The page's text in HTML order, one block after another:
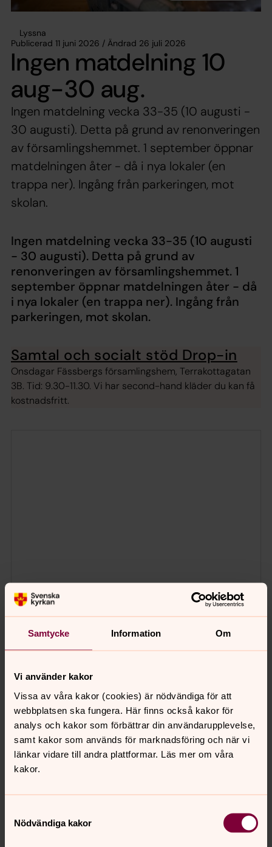
Samtycke Information Om
Vi använder kakor
Vissa av våra kakor (cookies) är nödvändiga för att
webbplatsen ska fungera. Här finns också kakor för
analys och kakor som förbättrar din användarupplevelse,
samt kakor som används för marknadsföring och när vi
länkar vidare till andra plattformar. Läs mer om våra
kakor.
Nödvändiga kakor
Lyssna
Publicerad 11 juni 2026 / Ändrad 26 juli 2026
Ingen matdelning 10
aug-30 aug.
Ingen matdelning vecka 33-35 (10 augusti -
30 augusti). Detta på grund av renonveringen
av församlingshemmet. 1 september öppnar
matdelningen åter - då i nya lokaler (en
trappa ner). Ingång från parkeringen, mot
skolan.
Ingen matdelning vecka 33-35 (10 augusti
- 30 augusti). Detta på grund av
renonveringen av församlingshemmet. 1
september öppnar matdelningen åter - då
i nya lokaler (en trappa ner). Ingång från
parkeringen, mot skolan.
Samtal och socialt stöd Drop-in
Onsdagar Fässbergs församlingshem, Terrakottagatan
3B. Tid: 9.30-11.30. Vi har second-hand kläder du kan få
kostnadsfritt.